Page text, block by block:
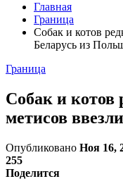
Главная
Граница
Собак и котов
Беларусь из
Граница
Собак и котов
метисов
Опубликовано Ноя 16,
255
Поделится